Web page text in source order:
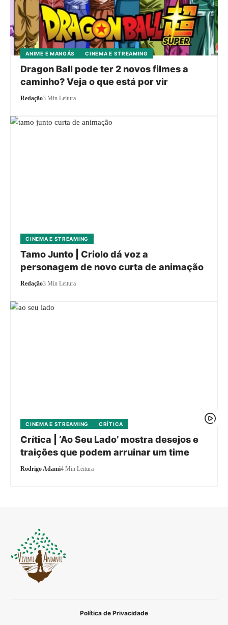
ANIME E MANGÁS CINEMA E STREAMING
Dragon Ball pode ter 2 novos filmes a
caminho? Veja o que está por vir
Redação3 Min Leitura
CINEMA E STREAMING
Tamo Junto | Criolo dá voz a
personagem de novo curta de animação
Redação3 Min Leitura
CINEMA E STREAMING CRÍTICA
Crítica | ‘Ao Seu Lado’ mostra desejos e
traições que podem arruinar um time
Rodrigo Adami4 Min Leitura
Política de Privacidade